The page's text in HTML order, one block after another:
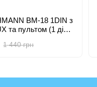
BM-18 1DIN з
та пультом (1 дін
1 440 грн